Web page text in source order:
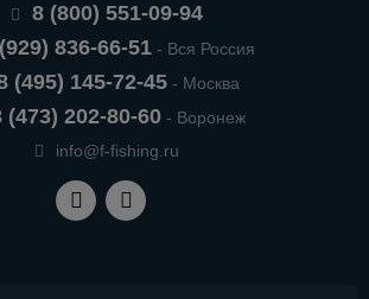
8 (800) 551-09-94
836-66-51- Вся Россия
(495) 145-72-45- Москва
(473) 202-80-60- Воронеж
info@f-fishing.ru